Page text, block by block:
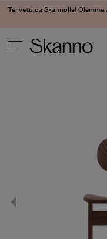
Tervetuloa Skannolle!